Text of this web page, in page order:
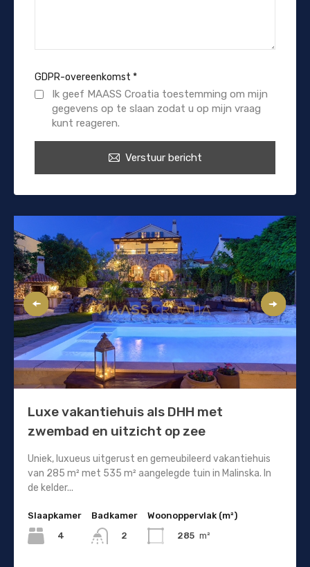
GDPR-overeenkomst *
Ik geef MAASS Croatia toestemming om mijn
gegevens op te slaan zodat u op mijn vraag
kunt reageren.
Verstuur bericht
Luxe vakantiehuis als DHH met
zwembad en uitzicht op zee
Uniek, luxueus uitgerust en gemeubileerd vakantiehuis
van 285 m² met 535 m² aangelegde tuin in Malinska. In
de kelder...
Slaapkamer
4
Badkamer
2
Woonoppervlak (m²)
285 m²